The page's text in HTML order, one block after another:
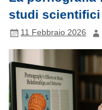
studi scientifici
11 Febbraio 2026